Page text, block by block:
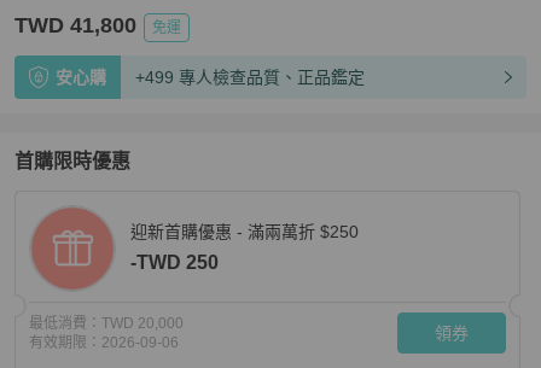
TWD 41,800 免運
安心購 +499 專人檢查品質、正品鑑定
首購限時優惠
迎新首購優惠 - 滿兩萬折 $250
-TWD 250
最低消費： TWD 20,000
有效期限： 2026-09-06 領券